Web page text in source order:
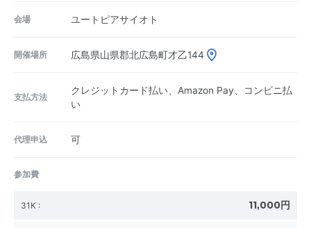
会場 ユートピアサイオト
開催場所 広島県山県郡北広島町才乙144
支払方法
クレジットカード払い、Amazon Pay、コンビニ払
い
代理申込 可
参加費
31K : 11,000円